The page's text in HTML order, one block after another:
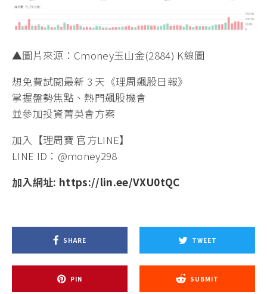
▲圖片來源：Cmoney玉山金(2884) K線圖
想免費試閱最新 3 天《理周飆股日報》
掌握盤勢焦點、熱門飆股機會
並參加投資菁英會方案
加入【理周寶 官方LINE】
LINE ID：@money298
加入網址: https://lin.ee/VXU0tQC
SHARE TWEET
PIN SUBMIT